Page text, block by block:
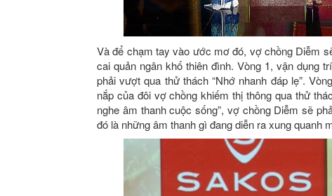
Và để chạm tay vào ước mơ đó, vợ chồng Diễm
cai quản ngân khố thiên đình. Vòng 1, vận dụng
phải vượt qua thử thách “Nhớ nhanh đáp lẹ”.
nắp của đôi vợ chồng khiếm thị thông qua thử
nghe âm thanh cuộc sống”, vợ chồng Diễm sẽ
đó là những âm thanh gì đang diễn ra xung quanh